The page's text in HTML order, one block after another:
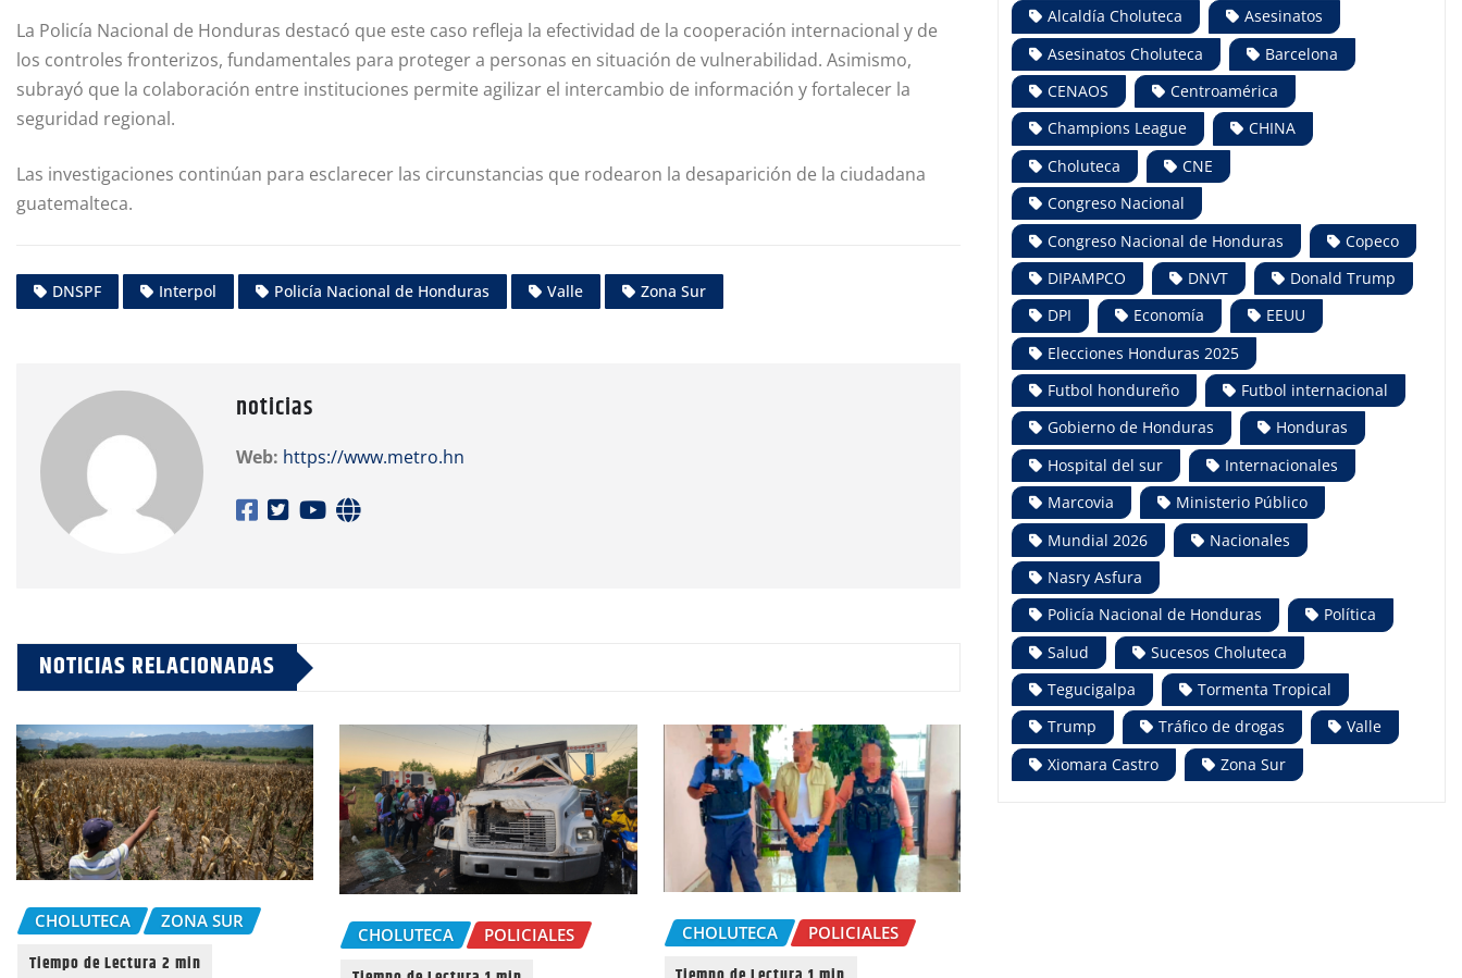
La Policía Nacional de Honduras destacó que este caso refleja la efectividad de la cooperación internacional y de
los controles fronterizos, fundamentales para proteger a personas en situación de vulnerabilidad. Asimismo,
subrayó que la colaboración entre instituciones permite agilizar el intercambio de información y fortalecer la
seguridad regional.
Las investigaciones continúan para esclarecer las circunstancias que rodearon la desaparición de la ciudadana
guatemalteca.
DNSPF Interpol Policía Nacional de Honduras Valle Zona Sur
noticias
Web: https://www.metro.hn
NOTICIAS RELACIONADAS
CHOLUTECA ZONA SUR
CHOLUTECA POLICIALES CHOLUTECA POLICIALES
Alcaldía Choluteca
Asesinatos
Asesinatos Choluteca
Barcelona
CENAOS
Centroamérica
Champions League
CHINA
Choluteca
CNE
Congreso Nacional
Congreso Nacional de Honduras
Copeco
DIPAMPCO
DNVT
Donald Trump
DPI
Economía
EEUU
Elecciones Honduras 2025
Futbol hondureño
Futbol internacional
Gobierno de Honduras
Honduras
Hospital del sur
Internacionales
Marcovia
Ministerio Público
Mundial 2026
Nacionales
Nasry Asfura
Policía Nacional de Honduras
Política
Salud
Sucesos Choluteca
Tegucigalpa
Tormenta Tropical
Trump
Tráfico de drogas
Valle
Xiomara Castro
Zona Sur